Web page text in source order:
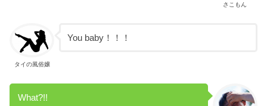
さこもん
タイの風俗嬢
You baby！！！
What?!!